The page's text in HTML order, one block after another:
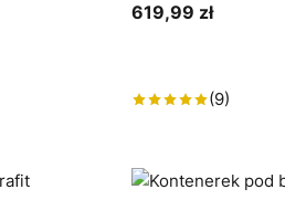
619,99 zł
(9)